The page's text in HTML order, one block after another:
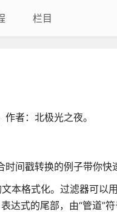
栏目
作者：北极光之夜。
间戳转换的例子带你
本格式化。过滤器可以
式的尾部，由“管道”符